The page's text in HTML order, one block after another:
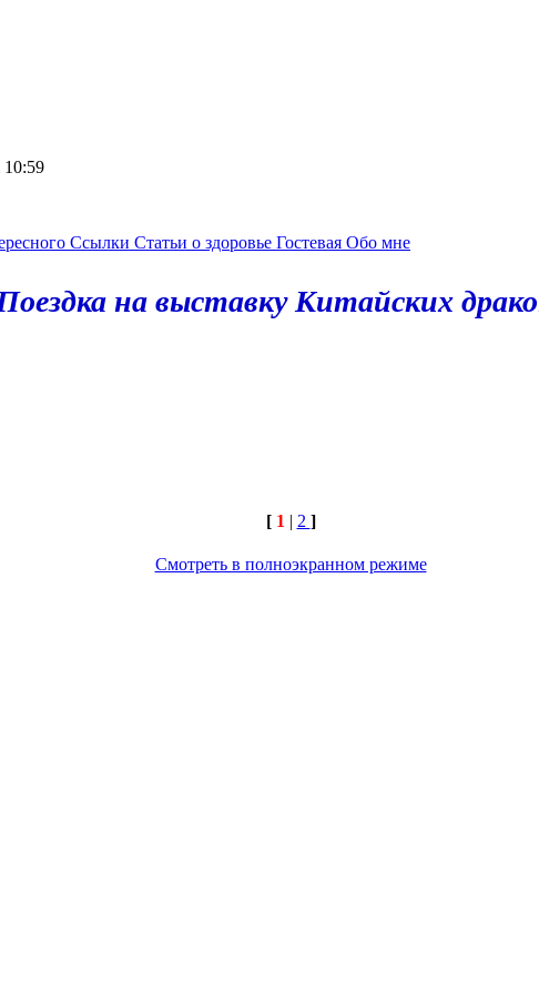
10:59
Ссылки Статьи о здоровье Гостевая Обо мне
на выставку Китайских
[1 | 2 ]
Смотреть в полноэкранном режиме